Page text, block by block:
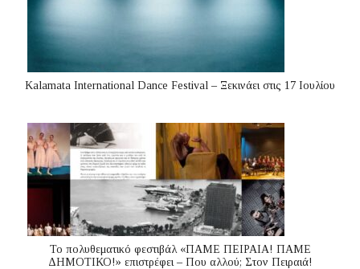
Kalamata International Dance Festival – Ξεκινάει στις 17 Ιουλίου
Το πολυθεματικό φεστιβάλ «ΠΑΜΕ ΠΕΙΡΑΙΑ! ΠΑΜΕ
ΔΗΜΟΤΙΚΟ!» επιστρέφει – Που αλλού; Στον Πειραιά!